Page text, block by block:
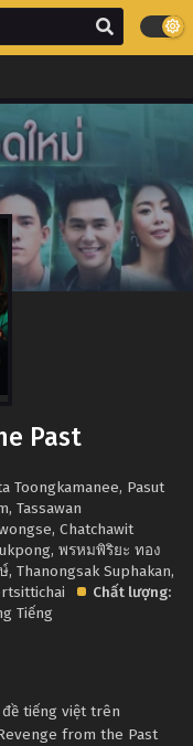
Past
Toongkamanee, Pasut
,Tassawan
,Chatchawit
,พรหมพิริยะ ทอง
,Thanongsak Suphakan,
Chất lượng:
Tiếng
tiếng việt trên
from the Past